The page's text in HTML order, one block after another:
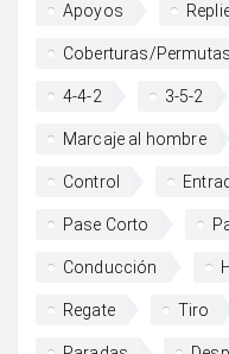
Apoyos
Coberturas/Permutas
4-4-2 3-5-2
Marcaje al hombre
Control
Pase Corto
Conducción
Regate Tiro